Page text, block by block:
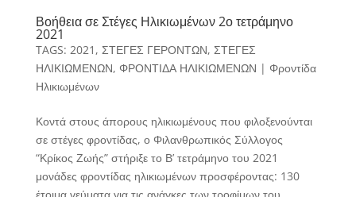
Βοήθεια σε Στέγες Ηλικιωμένων 2ο τετράμηνο
2021
TAGS: 2021 , ΣΤΕΓΕΣ ΓΕΡΟΝΤΩΝ, ΣΤΕΓΕΣ
ΗΛΙΚΙΩΜΕΝΩΝ, ΦΡΟΝΤΙΔΑ ΗΛΙΚΙΩΜΕΝΩΝ | Φροντίδα
Ηλικιωμένων
Κοντά στους άπορους ηλικιωμένους που φιλοξενούνται
σε στέγες φροντίδας, ο Φιλανθρωπικός Σύλλογος
“Κρίκος Ζωής” στήριξε το Β’ τετράμηνο του 2021
μονάδες φροντίδας ηλικιωμένων προσφέροντας: 130